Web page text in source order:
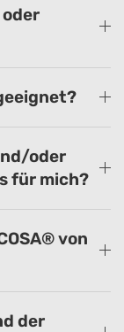
oder
für mich?
von
der